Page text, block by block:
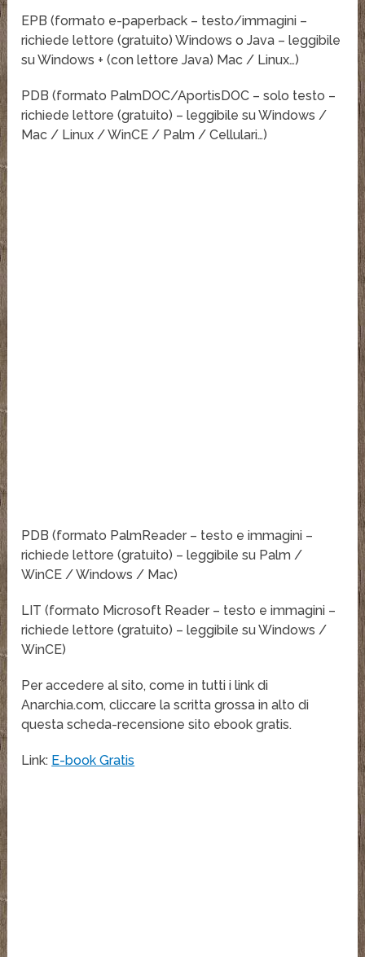
EPB (formato e-paperback – testo/immagini –
richiede lettore (gratuito) Windows o Java – leggibile
su Windows + (con lettore Java) Mac / Linux…)
PDB (formato PalmDOC/AportisDOC – solo testo –
richiede lettore (gratuito) – leggibile su Windows /
Mac / Linux / WinCE / Palm / Cellulari…)
PDB (formato PalmReader – testo e immagini –
richiede lettore (gratuito) – leggibile su Palm /
WinCE / Windows / Mac)
LIT (formato Microsoft Reader – testo e immagini –
richiede lettore (gratuito) – leggibile su Windows /
WinCE)
Per accedere al sito, come in tutti i link di
Anarchia.com, cliccare la scritta grossa in alto di
questa scheda-recensione sito ebook gratis.
Link: E-book Gratis